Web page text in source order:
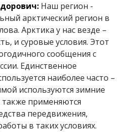
Наш регион -
арктический регион в
Арктика у нас везде –
и суровые условия. Этот
сообщения с
Единственное
наиболее часто –
используются зимние
применяются
передвижения,
в таких условиях.